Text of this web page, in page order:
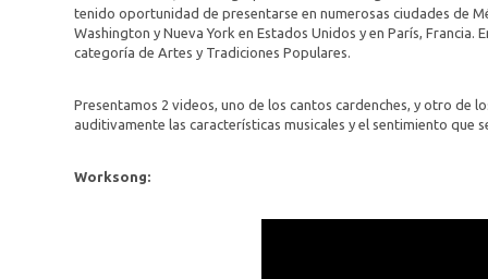
tenido oportunidad de presentarse en numerosas ciudades de
Washington y Nueva York en Estados Unidos y en París, Francia.
categoría de Artes y Tradiciones Populares.
Presentamos 2 videos, uno de los cantos cardenches, y otro de
auditivamente las características musicales y el sentimiento que
Worksong: